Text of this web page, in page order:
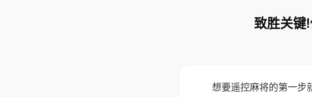
致胜关键
想要遥控麻将的第一步